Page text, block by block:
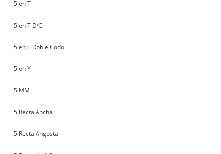
5 en T
5 en T D/C
5 en T Doble Codo
5 en Y
5 MM.
5 Recta Ancha
5 Recta Angosta